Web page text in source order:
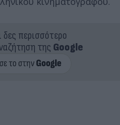
δες περισσότερο
της Google